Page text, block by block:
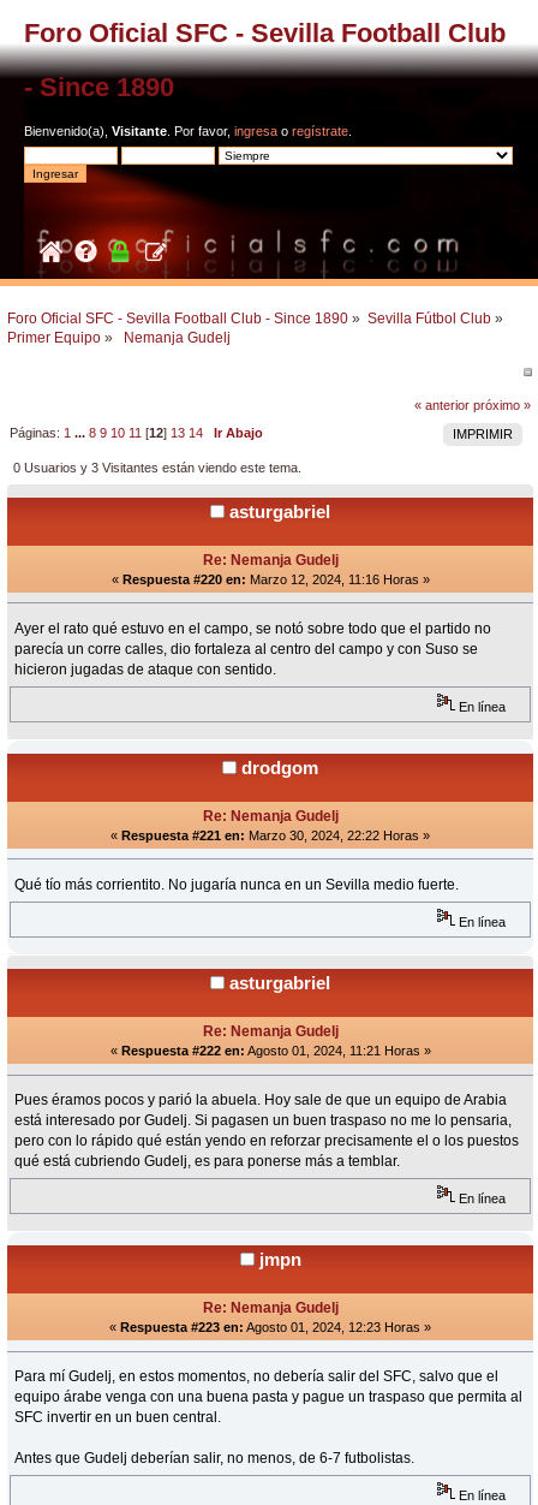
Foro Oficial SFC - Sevilla Football Club
- Since 1890
Bienvenido(a), Visitante . Por favor, ingresa o regístrate
Foro Oficial SFC - Sevilla Football Club - Since 1890 » Sevilla Fútbol Club »
Primer Equipo » Nemanja Gudelj
« anterior próximo »
IMPRIMIR
Páginas: 1 ...8 9 10 11 [12] 13 14 Ir Abajo
0 Usuarios y 3 Visitantes están viendo este tema.
asturgabriel
Re: Nemanja Gudelj
« Respuesta #220 en: Marzo 12, 2024, 11:16 Horas »
Ayer el rato qué estuvo en el campo, se notó sobre todo que el partido no
parecía un corre calles, dio fortaleza al centro del campo y con Suso se
hicieron jugadas de ataque con sentido.
En línea
drodgom
Re: Nemanja Gudelj
« Respuesta #221 en: Marzo 30, 2024, 22:22 Horas »
Qué tío más corrientito. No jugaría nunca en un Sevilla medio fuerte.
En línea
asturgabriel
Re: Nemanja Gudelj
« Respuesta #222 en: Agosto 01, 2024, 11:21 Horas »
Pues éramos pocos y parió la abuela. Hoy sale de que un equipo de Arabia
está interesado por Gudelj. Si pagasen un buen traspaso no me lo pensaria,
pero con lo rápido qué están yendo en reforzar precisamente el o los puestos
qué está cubriendo Gudelj, es para ponerse más a temblar.
En línea
jmpn
Re: Nemanja Gudelj
« Respuesta #223 en: Agosto 01, 2024, 12:23 Horas »
Para mí Gudelj, en estos momentos, no debería salir del SFC, salvo que el
equipo árabe venga con una buena pasta y pague un traspaso que permita al
SFC invertir en un buen central.
Antes que Gudelj deberían salir, no menos, de 6-7 futbolistas.
En línea